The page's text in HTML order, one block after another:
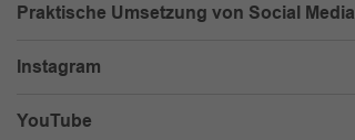
Praktische Umsetzung von Social Media
Instagram
YouTube